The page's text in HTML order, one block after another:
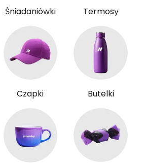
Śniadaniówki Termosy
Czapki Butelki